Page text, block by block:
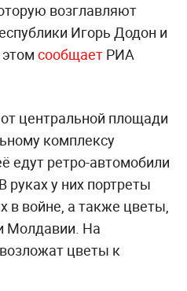
возглавляют
Игорь Додон и
сообщаетРИА
центральной площади
комплексу
едут ретро-автомобили
руках у них портреты
в войне, а также цветы,
Молдавии. На
цветы к